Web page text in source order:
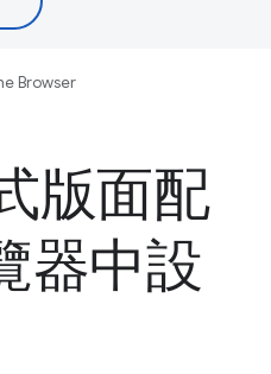
Browser
版面配
器中設